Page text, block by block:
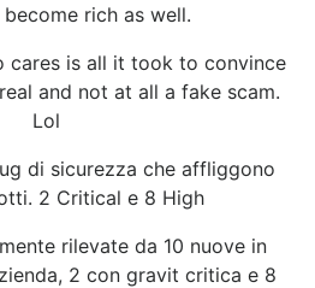
rich as well.
cares is all it took to convince
and not at all a fake scam.
Lol
di sicurezza che affliggono
2 Critical e 8 High
rilevate da 10 nuove in
2 con gravit critica e 8